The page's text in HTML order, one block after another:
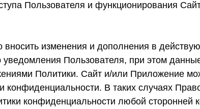
Пользователя и функционирования
вносить изменения и дополнения в
Пользователя, при этом
Политики. Сайт и/или Приложение
В таких случаях
конфиденциальности любой сторонней